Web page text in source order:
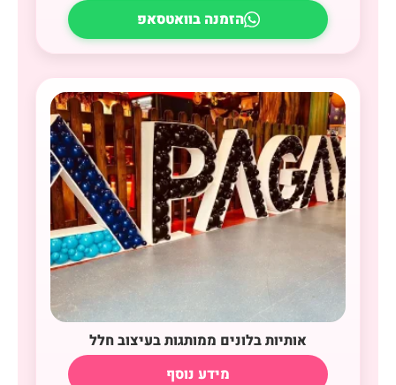
הזמנה בוואטסאפ
אותיות בלונים ממותגות בעיצוב חלל
מידע נוסף